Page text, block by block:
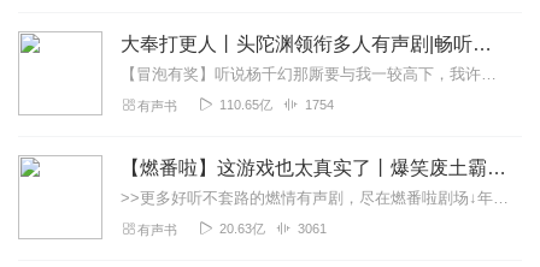
大奉打更人丨头陀渊领衔多人有声剧|畅听全集|王鹤棣、田曦薇主演影视剧原著|卖报小郎君
【冒泡有奖】听说杨千幻那厮要与我一较高下，我许七安要开始装叉了！快进入声音播放页戳下方输入框，冒个泡偷偷告诉我，我要用哪些诗词才能胜过他？说得好的，有赏！202...
有声书 110.65亿 1754
【燃番啦】这游戏也太真实了丨爆笑废土霸榜神作丨紫襟剧社制作
>>更多好听不套路的燃情有声剧，尽在燃番啦剧场↓年度重磅推荐本专辑为VIP免费专辑每天上午10点5集更新，订阅可以听到最新内容哦！每周抽一个专辑五星优质评论送...
有声书 20.63亿 3061